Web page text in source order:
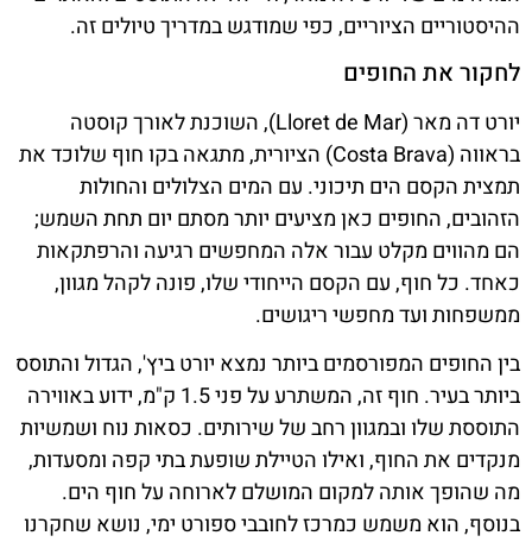
ההיסטוריים הציוריים, כפי שמודגש במדריך טיולים זה.
לחקור את החופים
יורט דה מאר (Lloret de Mar), השוכנת לאורך קוסטה
בראווה (Costa Brava) הציורית, מתגאה בקו חוף שלוכד את
תמצית הקסם הים תיכוני. עם המים הצלולים והחולות
הזהובים, החופים כאן מציעים יותר מסתם יום תחת השמש;
הם מהווים מקלט עבור אלה המחפשים רגיעה והרפתקאות
כאחד. כל חוף, עם הקסם הייחודי שלו, פונה לקהל מגוון,
ממשפחות ועד מחפשי ריגושים.
בין החופים המפורסמים ביותר נמצא יורט ביץ', הגדול והתוסס
ביותר בעיר. חוף זה, המשתרע על פני 1.5 ק"מ, ידוע באווירה
התוססת שלו ובמגוון רחב של שירותים. כסאות נוח ושמשיות
מנקדים את החוף, ואילו הטיילת שופעת בתי קפה ומסעדות,
מה שהופך אותה למקום המושלם לארוחה על חוף הים.
בנוסף, הוא משמש כמרכז לחובבי ספורט ימי, נושא שחקרנו